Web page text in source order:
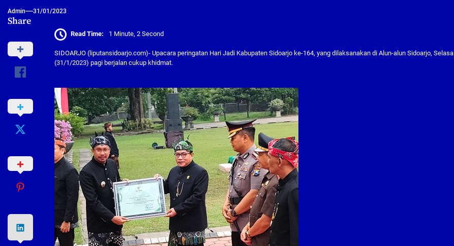
Admin 31/01/2023
Share
Read Time: 1 Minute, 2 Second
SIDOARJO (liputansidoarjo.com)- Upacara peringatan Hari Jadi Kabupaten Sidoarjo ke-164, yang dilaksanakan di Alun-alun Sidoarjo, Selasa
(31/1/2023) pagi berjalan cukup khidmat.